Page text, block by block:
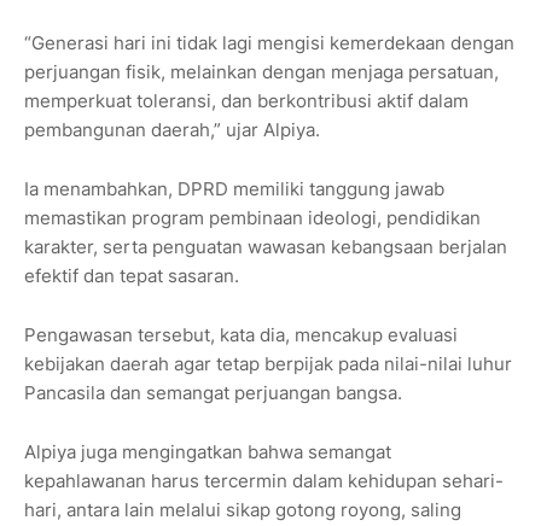
“Generasi hari ini tidak lagi mengisi kemerdekaan dengan
perjuangan fisik, melainkan dengan menjaga persatuan,
memperkuat toleransi, dan berkontribusi aktif dalam
pembangunan daerah,” ujar Alpiya.
Ia menambahkan, DPRD memiliki tanggung jawab
memastikan program pembinaan ideologi, pendidikan
karakter, serta penguatan wawasan kebangsaan berjalan
efektif dan tepat sasaran.
Pengawasan tersebut, kata dia, mencakup evaluasi
kebijakan daerah agar tetap berpijak pada nilai-nilai luhur
Pancasila dan semangat perjuangan bangsa.
Alpiya juga mengingatkan bahwa semangat
kepahlawanan harus tercermin dalam kehidupan sehari-
hari, antara lain melalui sikap gotong royong, saling